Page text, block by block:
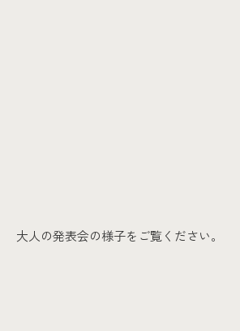
大人の発表会の様子をご覧ください。